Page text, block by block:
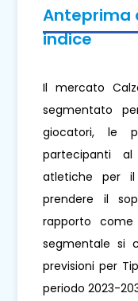
Anteprima
indice
Il mercato
segmentato
giocatori, le
partecipanti
atletiche per
prendere il
rapporto come
segmentale si
previsioni per
periodo 2023-